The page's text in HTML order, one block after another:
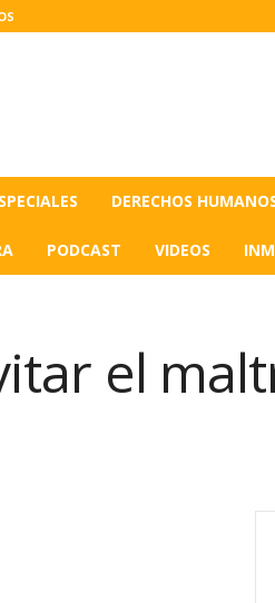
DERECHOS
PODCAST VIDEOS
el